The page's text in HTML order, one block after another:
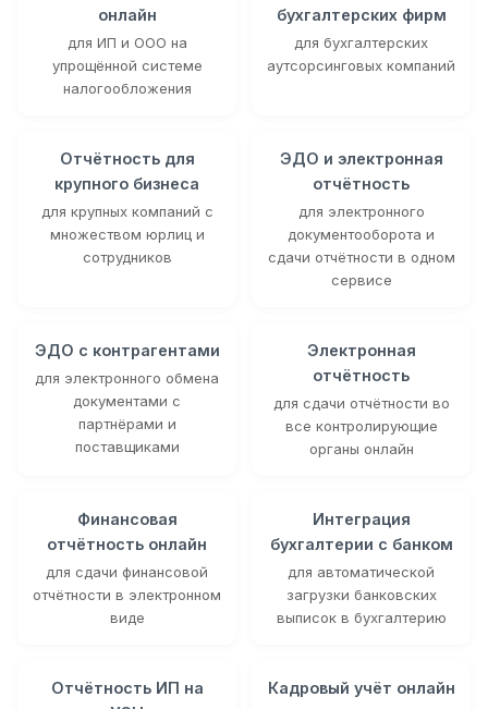
онлайн
для ИП и ООО на
упрощённой системе
налогообложения
бухгалтерских фирм
для бухгалтерских
аутсорсинговых компаний
Отчётность для
крупного бизнеса
для крупных компаний с
множеством юрлиц и
сотрудников
ЭДО и электронная
отчётность
для электронного
документооборота и
сдачи отчётности в одном
сервисе
ЭДО с контрагентами
для электронного обмена
документами с
партнёрами и
поставщиками
Электронная
отчётность
для сдачи отчётности во
все контролирующие
органы онлайн
Финансовая
отчётность онлайн
для сдачи финансовой
отчётности в электронном
виде
Интеграция
бухгалтерии с банком
для автоматической
загрузки банковских
выписок в бухгалтерию
Отчётность ИП на
Кадровый учёт онлайн